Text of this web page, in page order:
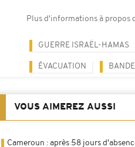
Plus d'informations à propos
GUERRE ISRAËL-HAMAS
ÉVACUATION
VOUS AIMEREZ AUSSI
Cameroun : après 58 jours